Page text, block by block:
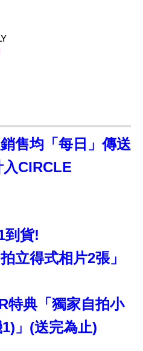
售均「每日」傳送
CIRCLE
到貨!
立得式相片2張」
特典「獨家自拍小
」(送完為止)